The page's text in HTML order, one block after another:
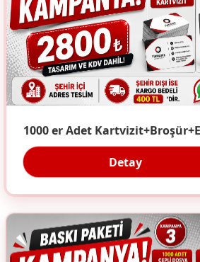
1000 er Adet
Detay